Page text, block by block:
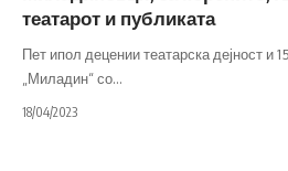
театарот и публиката
Пет ипол децении театарска дејност и
„Миладин“ со…
18/04/2023